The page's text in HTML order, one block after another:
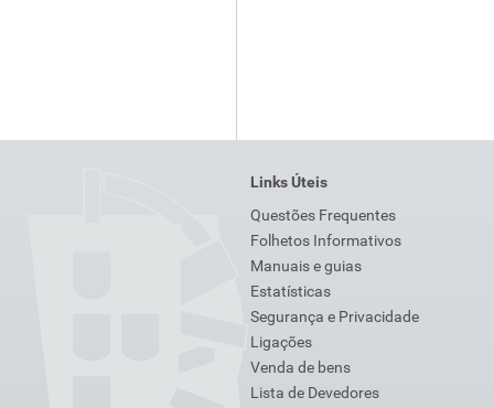
Links Úteis
Questões Frequentes
Folhetos Informativos
Manuais e guias
Estatísticas
Segurança e Privacidade
Ligações
Venda de bens
Lista de Devedores